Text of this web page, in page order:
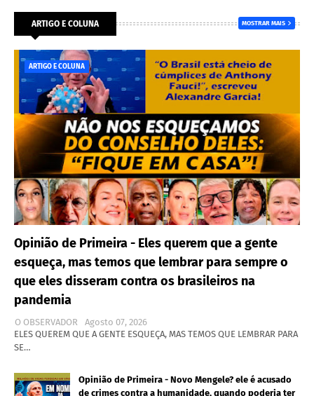
ARTIGO E COLUNA MOSTRAR MAIS
ARTIGO E COLUNA
Opinião de Primeira - Eles querem que a gente
esqueça, mas temos que lembrar para sempre o
que eles disseram contra os brasileiros na
pandemia
O OBSERVADOR
Agosto 07, 2026
ELES QUEREM QUE A GENTE ESQUEÇA, MAS TEMOS QUE LEMBRAR PARA
SE…
Opinião de Primeira - Novo Mengele? ele é acusado
de crimes contra a humanidade, quando poderia ter